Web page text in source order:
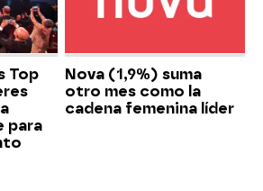
Top
para
Nova (1,9%) suma
otro mes como la
cadena femenina líder